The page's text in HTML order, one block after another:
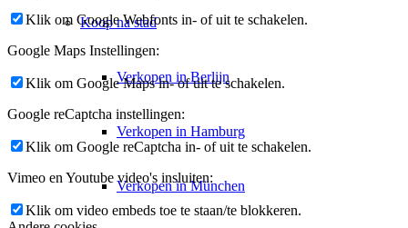
Koop na stad
Verkopen in Berlijn
Verkopen in Hamburg
Verkopen in München
Klik om Google Webfonts in- of uit te schakelen.
Google Maps Instellingen:
Klik om Google Maps in- of uit te schakelen.
Google reCaptcha instellingen:
Klik om Google reCaptcha in- of uit te schakelen.
Vimeo en Youtube video's insluiten:
Klik om video embeds toe te staan/te blokkeren.